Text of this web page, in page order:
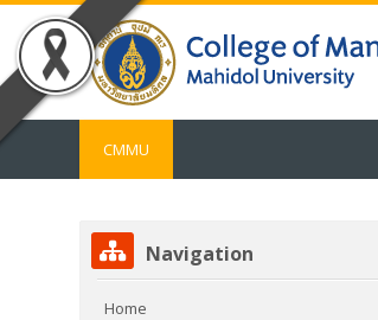
Skip to main content
CMMU
Skip Navigation
Navigation
Home